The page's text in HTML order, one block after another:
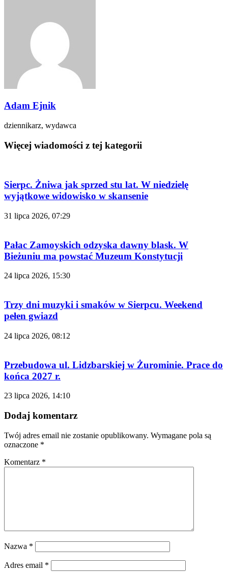
Adam Ejnik
dziennikarz, wydawca
Więcej wiadomości z tej kategorii
Sierpc. Żniwa jak sprzed stu lat. W niedzielę
wyjątkowe widowisko w skansenie
31 lipca 2026, 07:29
Pałac Zamoyskich odzyska dawny blask. W
Bieżuniu ma powstać Muzeum Konstytucji
24 lipca 2026, 15:30
Trzy dni muzyki i smaków w Sierpcu. Weekend
pełen gwiazd
24 lipca 2026, 08:12
Przebudowa ul. Lidzbarskiej w Żurominie. Prace do
końca 2027 r.
23 lipca 2026, 14:10
Dodaj komentarz
Twój adres email nie zostanie opublikowany. Wymagane pola są
oznaczone *
Komentarz *
Nazwa *
Adres email *